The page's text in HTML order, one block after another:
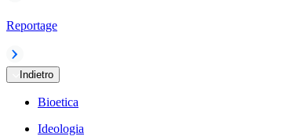
Reportage
Indietro
Bioetica
Ideologia